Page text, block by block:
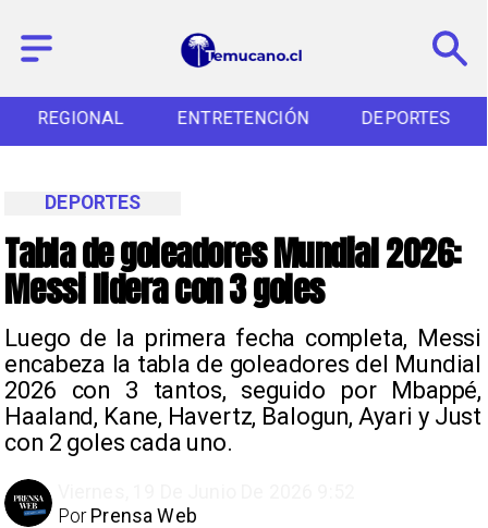
REGIONAL ENTRETENCIÓN DEPORTES
Tabla de goleadores Mundial 2026:
Messi lidera con 3 goles
Luego de la primera fecha completa, Messi
encabeza la tabla de goleadores del Mundial
2026 con 3 tantos, seguido por Mbappé,
Haaland, Kane, Havertz, Balogun, Ayari y Just
con 2 goles cada uno.
DEPORTES
Prensa Web
Por